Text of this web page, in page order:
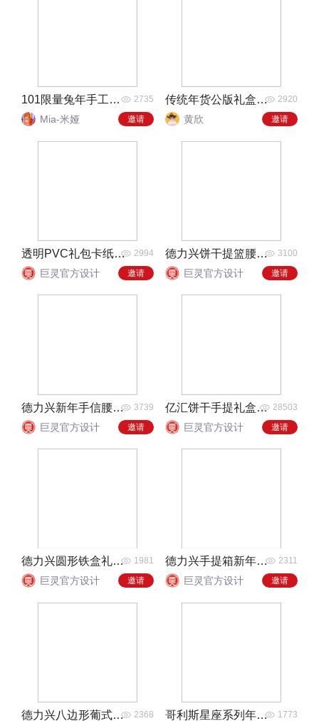
101限量兔年手工铁盒饼干 2735
Mia-米娅 邀请
传统年货公版礼盒包装 2920
黄欣 邀请
透明PVC礼包卡纸设计 2994
巨灵官方设计 邀请
德力兴饼干提篮腰封设计 3100
巨灵官方设计 邀请
德力兴新年手信腰封礼盒设计 3739
巨灵官方设计 邀请
亿汇饼干手提礼盒设计 28503
巨灵官方设计 邀请
德力兴圆形铁盒礼盒设计 1981
巨灵官方设计 邀请
德力兴手提箱新年礼盒设计 2311
巨灵官方设计 邀请
德力兴八边形葡式饼干礼盒 2368 哥利斯星座系列年货礼盒 1773